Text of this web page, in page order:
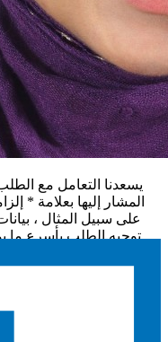
يسعدنا التعامل مع
المشار إليها بعلامة *
على سبيل المثال ،
توجيه الطلب بأسرع